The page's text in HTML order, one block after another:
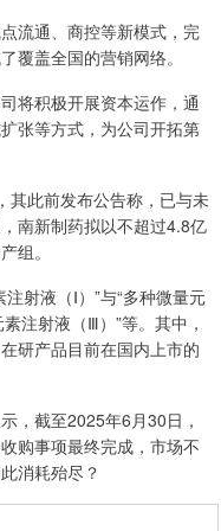
流通、商控等新模式，完
覆盖全国的营销网络。
积极开展资本运作，通
张等方式，为公司开拓第
此前发布公告称，已与未
南新制药拟以不超过4.8亿
组。
射液（Ⅰ）”与“多种微量元
注射液（Ⅲ）”等。其中，
研产品目前在国内上市的
截至2025年6月30日，
购事项最终完成，市场不
消耗殆尽？